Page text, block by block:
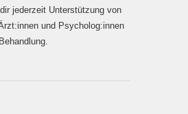
jederzeit Unterstützung von
und Psycholog:innen